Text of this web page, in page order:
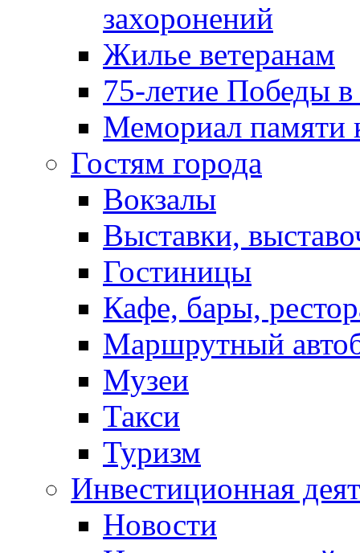
захоронений
Жилье ветеранам
75-летие Победы
Мемориал памяти
Гостям города
Вокзалы
Выставки,
Гостиницы
Кафе, бары,
Маршрутный
Музеи
Такси
Туризм
Инвестиционная
Новости